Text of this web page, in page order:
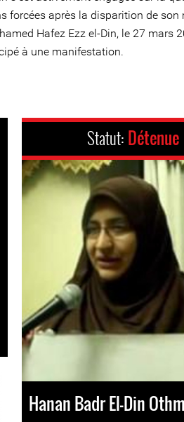
forcées après la disparition de son
Hafez Ezz el-Din, le 27 mars
à une manifestation.
Statut: Détenue
Hanan Badr El-Din